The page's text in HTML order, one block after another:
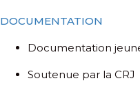
DOCUMENTATION
Documentation
Soutenue par la CRJ